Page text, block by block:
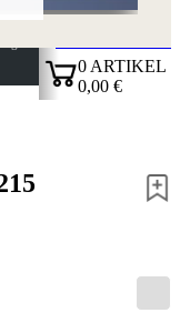
0 ARTIKEL
0,00 €